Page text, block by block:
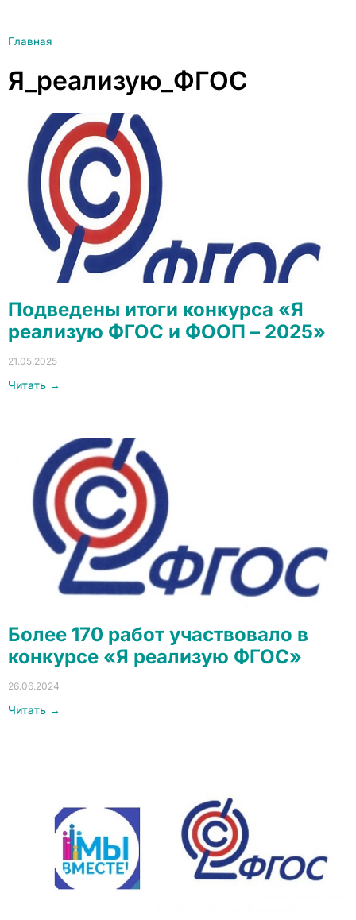
Главная
Я_реализую_ФГОС
Подведены итоги конкурса «Я
реализую ФГОС и ФООП – 2025»
21.05.2025
Читать →
Более 170 работ участвовало в
конкурсе «Я реализую ФГОС»
26.06.2024
Читать →